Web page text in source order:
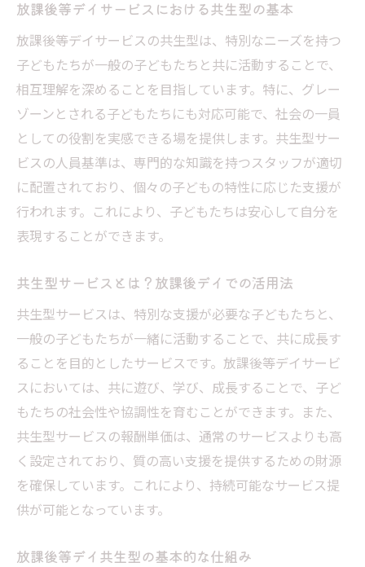
放課後等デイサービスにおける共生型の基本
放課後等デイサービスの共生型は、特別なニーズを持つ
子どもたちが一般の子どもたちと共に活動することで、
相互理解を深めることを目指しています。特に、グレー
ゾーンとされる子どもたちにも対応可能で、社会の一員
としての役割を実感できる場を提供します。共生型サー
ビスの人員基準は、専門的な知識を持つスタッフが適切
に配置されており、個々の子どもの特性に応じた支援が
行われます。これにより、子どもたちは安心して自分を
表現することができます。
共生型サービスとは？放課後デイでの活用法
共生型サービスは、特別な支援が必要な子どもたちと、
一般の子どもたちが一緒に活動することで、共に成長す
ることを目的としたサービスです。放課後等デイサービ
スにおいては、共に遊び、学び、成長することで、子ど
もたちの社会性や協調性を育むことができます。また、
共生型サービスの報酬単価は、通常のサービスよりも高
く設定されており、質の高い支援を提供するための財源
を確保しています。これにより、持続可能なサービス提
供が可能となっています。
放課後等デイ共生型の基本的な仕組み